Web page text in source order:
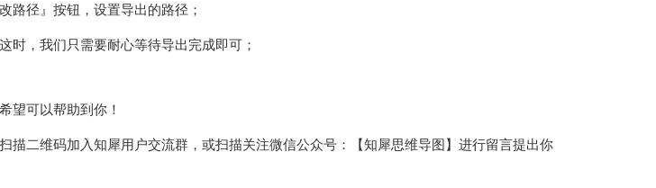
路径』按钮，设置导出的路径；
时，我们只需要耐心等待导出完成即可；
望可以帮助到你！
二维码加入知犀用户交流群，或扫描关注微信公众号：【知犀思维导图】进行留言提出你